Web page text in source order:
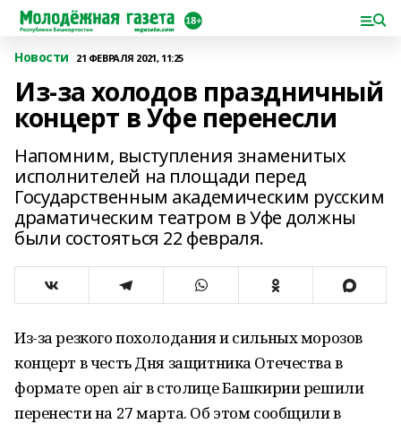
Новости 21 ФЕВРАЛЯ 2021, 11:25
Из-за холодов праздничный
концерт в Уфе перенесли
Напомним, выступления знаменитых
исполнителей на площади перед
Государственным академическим русским
драматическим театром в Уфе должны
были состояться 22 февраля.
Из-за резкого похолодания и сильных морозов
концерт в честь Дня защитника Отечества в
формате open air в столице Башкирии решили
перенести на 27 марта. Об этом сообщили в